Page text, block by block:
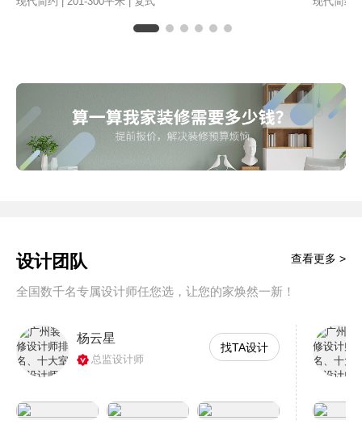
设计团队
全国数千名专属设计师任您选，让您的家焕然一新！
查看更多 >
杨云星
总监设计师
找TA设计